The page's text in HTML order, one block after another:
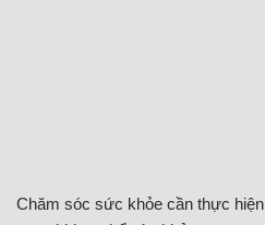
Chăm sóc sức khỏe cần thực hiện